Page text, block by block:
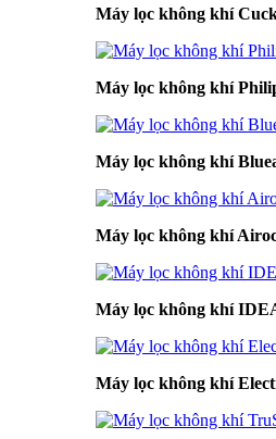
Máy lọc không khí
Máy lọc không khí
Máy lọc không khí
Máy lọc không khí
Máy lọc không khí
Máy lọc không khí